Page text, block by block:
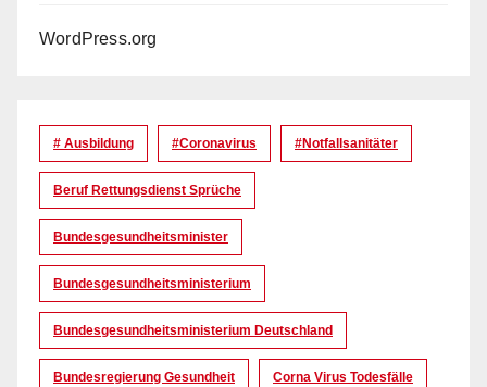
WordPress.org
# Ausbildung #coronavirus #Notfallsanitäter
Beruf Rettungsdienst Sprüche
Bundesgesundheitsminister
Bundesgesundheitsministerium
Bundesgesundheitsministerium Deutschland
Bundesregierung Gesundheit Corna Virus Todesfälle